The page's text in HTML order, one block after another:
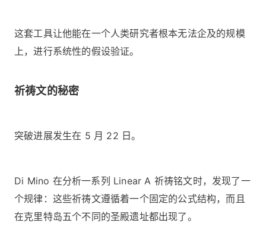
这套工具让他能在一个人类研究者根本无法企及的规模
上，进行系统性的假设验证。
祈祷文的秘密
突破进展发生在 5 月 22 日。
Di Mino 在分析一系列 Linear A 祈祷铭文时，发现了一
个规律：这些祈祷文遵循着一个固定的公式结构，而且
在克里特岛五个不同的圣殿遗址都出现了。